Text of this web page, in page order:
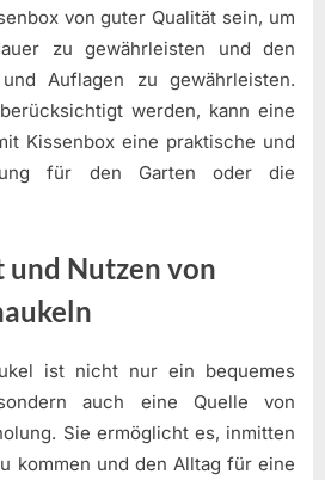
von guter Qualität sein, um
zu gewährleisten und den
Auflagen zu gewährleisten.
werden, kann eine
Kissenbox eine praktische und
für den Garten oder die
Nutzen von
ist nicht nur ein bequemes
auch eine Quelle von
Sie ermöglicht es, inmitten
kommen und den Alltag für eine